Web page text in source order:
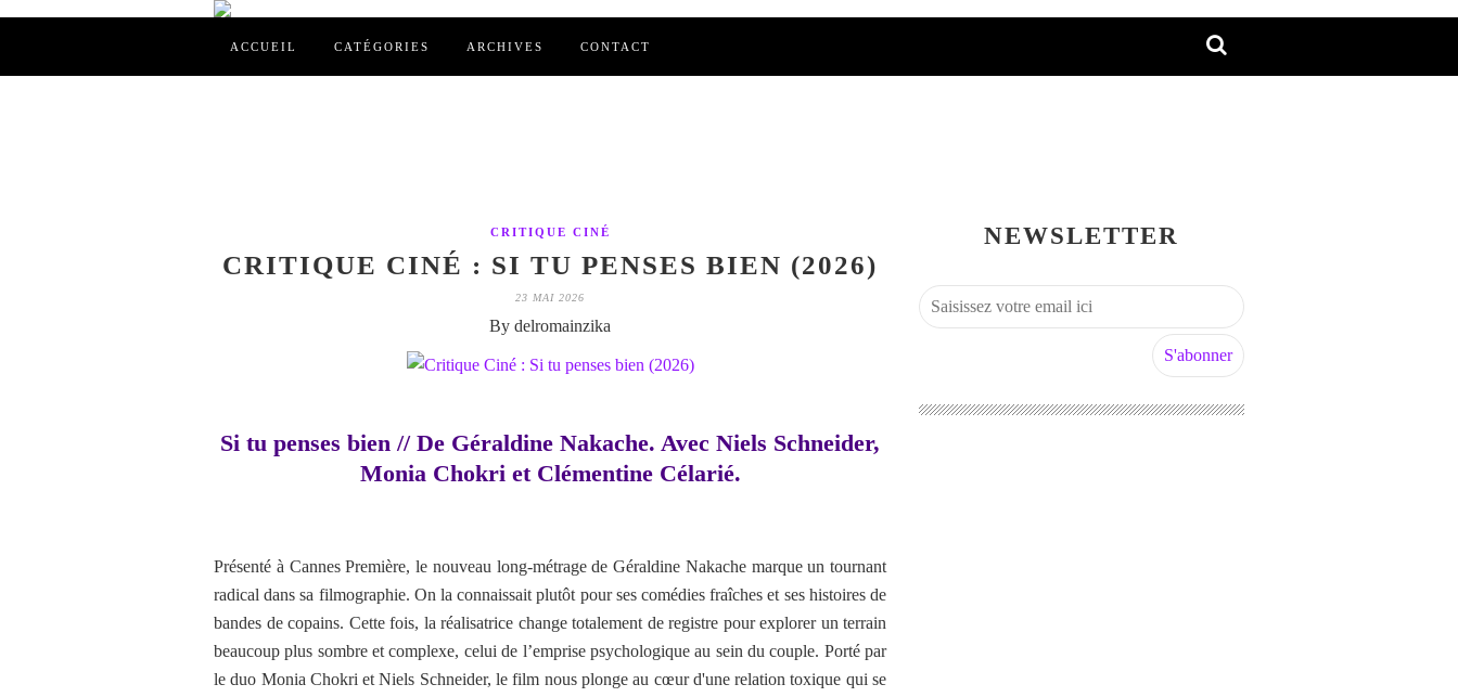
ACCUEIL CATÉGORIES ARCHIVES CONTACT
CRITIQUE CINÉ
CRITIQUE CINÉ : SI TU PENSES BIEN (2026)
23 MAI 2026
By delromainzika
Si tu penses bien // De Géraldine Nakache. Avec Niels Schneider,
Monia Chokri et Clémentine Célarié.
Présenté à Cannes Première, le nouveau long-métrage de Géraldine Nakache marque un tournant
radical dans sa filmographie. On la connaissait plutôt pour ses comédies fraîches et ses histoires de
bandes de copains. Cette fois, la réalisatrice change totalement de registre pour explorer un terrain
beaucoup plus sombre et complexe, celui de l’emprise psychologique au sein du couple. Porté par
le duo Monia Chokri et Niels Schneider, le film nous plonge au cœur d'une relation toxique qui se
NEWSLETTER